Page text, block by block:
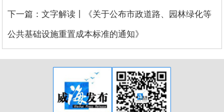
下一篇：文字解读丨《关于公布市政道路、园林绿化等
公共基础设施重置成本标准的通知》